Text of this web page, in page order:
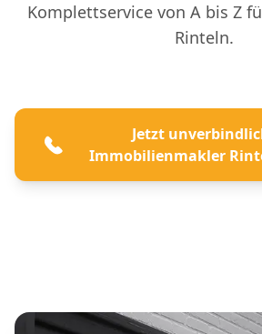
Komplettservice von A bis Z
Rinteln.
Jetzt
Immobilienmakler
lassen